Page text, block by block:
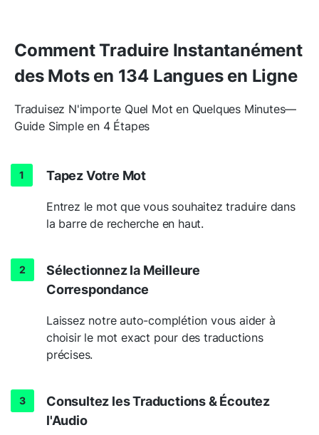
Comment Traduire Instantanément
des Mots en 134 Langues en Ligne
Traduisez N'importe Quel Mot en Quelques Minutes—
Guide Simple en 4 Étapes
Tapez Votre Mot
Entrez le mot que vous souhaitez traduire dans
la barre de recherche en haut.
Sélectionnez la Meilleure
Correspondance
Laissez notre auto-complétion vous aider à
choisir le mot exact pour des traductions
précises.
Consultez les Traductions & Écoutez
l'Audio